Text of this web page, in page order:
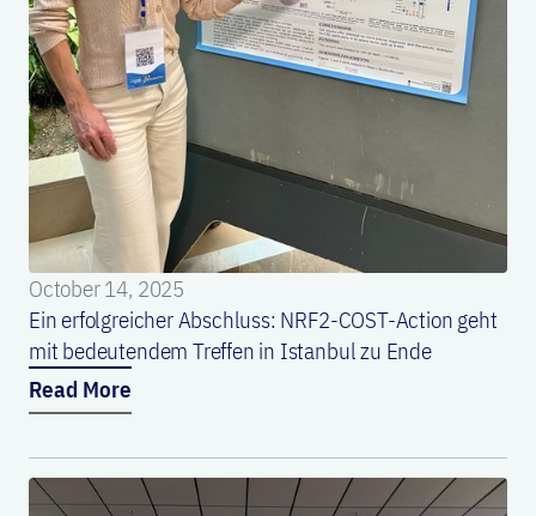
October 14, 2025
Ein erfolgreicher Abschluss: NRF2-COST-Action geht
mit bedeutendem Treffen in Istanbul zu Ende
Read More